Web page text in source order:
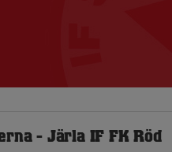
- Järla IF FK Röd